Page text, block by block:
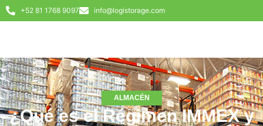
+52 81 1768 9097 info@logistorage.com
ALMACÉN
¿Qué es el Régimen IMMEX y